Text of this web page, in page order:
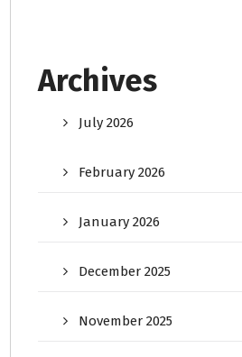
Archives
July 2026
February 2026
January 2026
December 2025
November 2025